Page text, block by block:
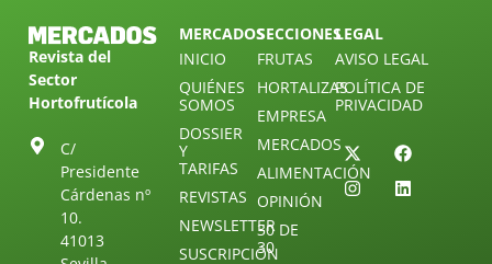
Revista del
Sector
Hortofrutícola
C/
Presidente
Cárdenas nº
10.
41013
MERCADOS
INICIO
QUIÉNES
SOMOS
DOSSIER
Y
TARIFAS
REVISTAS
NEWSLETTER
SUSCRIPCIÓN
SECCIONES
FRUTAS
HORTALIZAS
EMPRESA
MERCADOS
ALIMENTACIÓN
OPINIÓN
30 DE
30
LEGAL
AVISO LEGAL
POLÍTICA DE
PRIVACIDAD